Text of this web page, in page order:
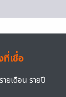
ที่เชื่อ
ยเดือน รายปี